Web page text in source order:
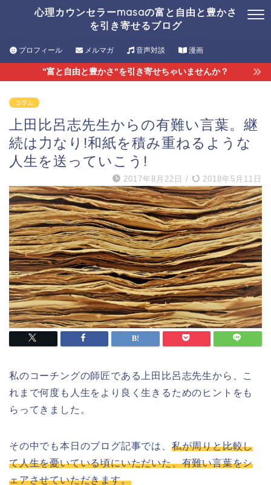
心理カウンセラーmasaの富と自由と豊かさ
を引き寄せるブログ
プロフィール メルマガ 音声対談 漫画
"富と自由と豊かさ"を引き寄せちゃいませんか？
コラム
上田比呂志先生からの有難い言葉。継
続は力なり!和紙を積み重ねるような
人生を送っていこう!
2017年8月22日 / 2018年5月11日
私のコーチングの師匠である上田比呂志先生から、こ
れまで何度も人生をより良く生きるためのヒントをも
らってきました。
その中でも本日のブログ記事では、 私が周りと比較し
て人生を憂いている頃にいただいた、有難い言葉をシ
ェアさせていただきます。